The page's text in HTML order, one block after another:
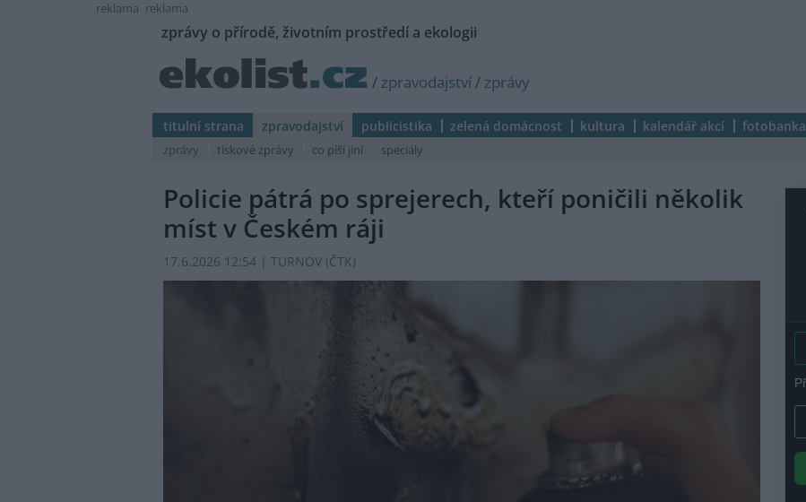
reklama reklama
zprávy o přírodě, životním prostředí a ekologii
/ zpravodajství/ zprávy
titulní strana zpravodajství publicistika zelená domácnost kultura kalendář akcí fotobanka
zprávy tiskové zprávy co píší jiní speciály
Policie pátrá po sprejerech, kteří poničili několik
míst v Českém ráji
17.6.2026 12:54 | TURNOV (ČTK)